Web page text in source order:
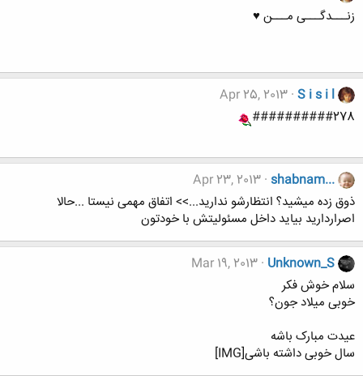
زنـــدگـــی مـــن ♥
S i s i l
Apr 25, 2013
##########278
shabnam...
Apr 23, 2013
ذوق زده میشید؟ انتظارشو ندارید...>> اتفاق مهمی نیستا ...حالا
اصراردارید بیاید داخل مسئولیتش با خودتون
Unknown_S
Mar 19, 2013
سلام خوش فکر
خوبی میلاد جون؟
عیدت مبارک باشه
سال خوبی داشته باشی[IMG]